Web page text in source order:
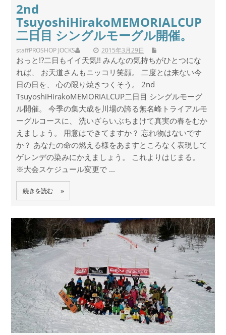
2nd
TsuyoshiHirakoMEMORIALCUP
二日目 シングルモーグル開催。
staff 2015年3月29日
PROSHOP JOCKS
おっと!?二日もイイ天気!! みんなの気持ちがひとつにな
れば、 お天道さんもニッコリ笑顔。 二度とは来ない今
日の日を、 心の限り焼きつくそう。 2nd
TsuyoshiHirakoMEMORIALCUP二日目 シングルモーグ
ル開催。 今季の集大成を川場の誇る無名峰トライアルモ
ーグルコースに、 洗いざらいぶちまけて真実の春をむか
えましょう。 用意はできてますか？ 忘れ物はないです
か？ あなたの命の燃える様をあますところなく表現して
ゲレンデの染みにかえましょう。 これよりはじまる。
※大会スケジュール変更で ...
続きを読む »